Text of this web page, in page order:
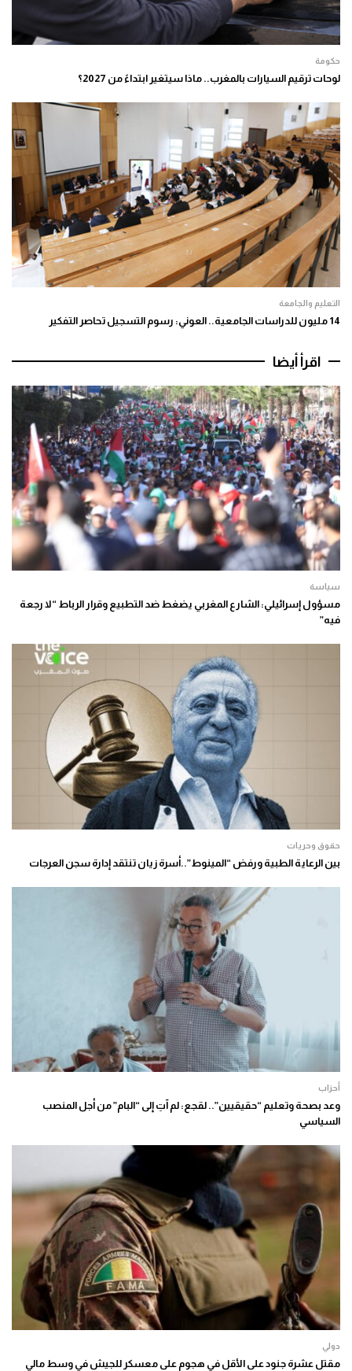
حكومة
لوحات ترقيم السيارات بالمغرب.. ماذا سيتغير ابتداءً من 2027؟
التعليم والجامعة
14 مليون للدراسات الجامعية.. العوني: رسوم التسجيل تحاصر التفكير
اقرأ أيضا
سياسة
مسؤول إسرائيلي: الشارع المغربي يضغط ضد التطبيع وقرار الرباط “لا رجعة
فيه”
حقوق وحريات
بين الرعاية الطبية ورفض “المينوط”..أسرة زيان تنتقد إدارة سجن العرجات
أحزاب
وعد بصحة وتعليم “حقيقيين”.. لقجع: لم آتِ إلى “البام” من أجل المنصب
السياسي
دولي
مقتل عشرة جنود على الأقل في هجوم على معسكر للجيش في وسط مالي